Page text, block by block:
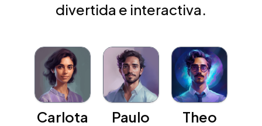
divertida e interactiva.
Carlota Paulo Theo